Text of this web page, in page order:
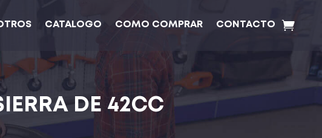
CATALOGO COMO COMPRAR CONTACTO
DE 42CC